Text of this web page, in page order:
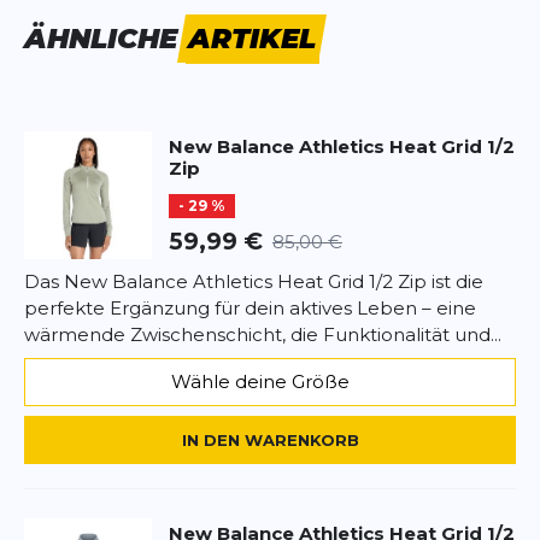
Rezension
Rezension
*Pflichtfelder
BEWERTUNG HINZUFÜGEN
Datenschutzbestimmungen undNutzungsbedingungen
ÄHNLICHEARTIKEL
New Balance Athletics Heat Grid 1/2
Zip
- 29 %
59,99 € 85,00 €
Das New Balance Athletics Heat Grid 1/2 Zip ist die
perfekte Ergänzung für dein aktives Leben – eine
wärmende Zwischenschicht, die Funktionalität und...
Wähle deine Größe
IN DEN WARENKORB
New Balance Athletics Heat Grid 1/2